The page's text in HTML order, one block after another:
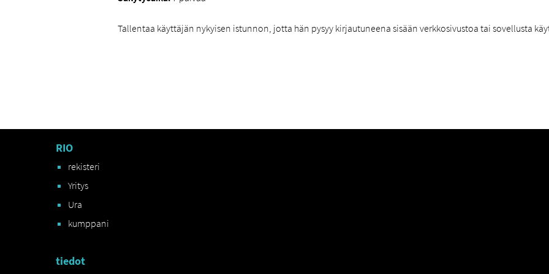
Tallentaa käyttäjän nykyisen istunnon, jotta hän pysyy kirjautuneena sisään verkkosivustoa tai sovellusta
RIO
rekisteri
Yritys
Ura
kumppani
tiedot